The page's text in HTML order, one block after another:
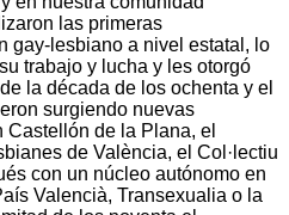
las primeras
gay-lesbiano a nivel estatal, lo
trabajo y lucha y les otorgó
la década de los ochenta y el
surgiendo nuevas
de la Plana, el
de València, el Col·lectiu
con un núcleo autónomo en
Valencià, Transexualia o la